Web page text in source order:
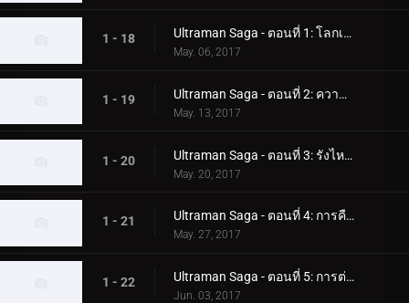
1 - 18 Ultraman Saga - ตอนที่ 1: โลกเงียบ
May. 06, 2017
1 - 19 Ultraman Saga - ตอนที่ 2: ความยากลำบากของศูนย์
May. 13, 2017
1 - 20 Ultraman Saga - ตอนที่ 3: รังไหมแห่งความหวาดกลัว
May. 20, 2017
1 - 21 Ultraman Saga - ตอนที่ 4: การคืนชีพของฮีโร่
May. 27, 2017
1 - 22 Ultraman Saga - ตอนที่ 5: การต่อสู้ที่แท้จริง
Jun. 03, 2017